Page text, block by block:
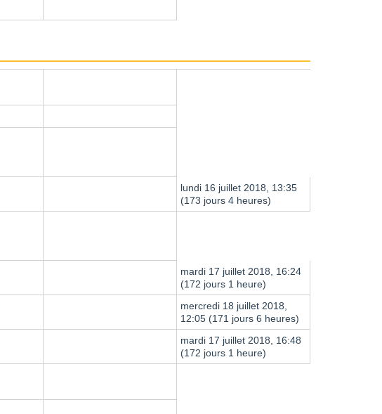
lundi 16 juillet 2018, 13:35
(173 jours 4 heures)
mardi 17 juillet 2018, 16:24
(172 jours 1 heure)
mercredi 18 juillet 2018,
12:05 (171 jours 6 heures)
mardi 17 juillet 2018, 16:48
(172 jours 1 heure)